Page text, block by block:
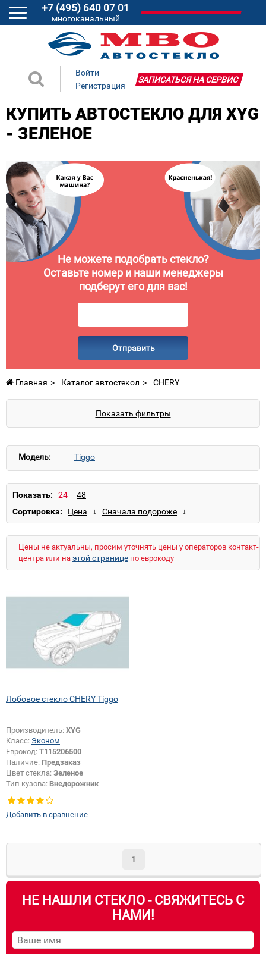
+7 (495) 640 07 01
многоканальный
Войти
Регистрация
ЗАПИСАТЬСЯ НА СЕРВИС
КУПИТЬ АВТОСТЕКЛО ДЛЯ XYG
- ЗЕЛЕНОЕ
Не можете подобрать стекло?
Оставьте номер и наши менеджеры
подберут его для вас!
Отправить
Главная Каталог автостекол CHERY
Показать фильтры
Модель: Tiggo
Показать:
Сортировка:
Цены не актуальны, просим уточнять цены у операторов контакт-
центра или на этой странице по еврокоду
Лобовое стекло CHERY Tiggo
Производитель: XYG
Класс: Эконом
Еврокод: T115206500
Наличие: Предзаказ
Цвет стекла: Зеленое
Тип кузова: Внедорожник
Добавить в сравнение
1
НЕ НАШЛИ СТЕКЛО - СВЯЖИТЕСЬ С
НАМИ!